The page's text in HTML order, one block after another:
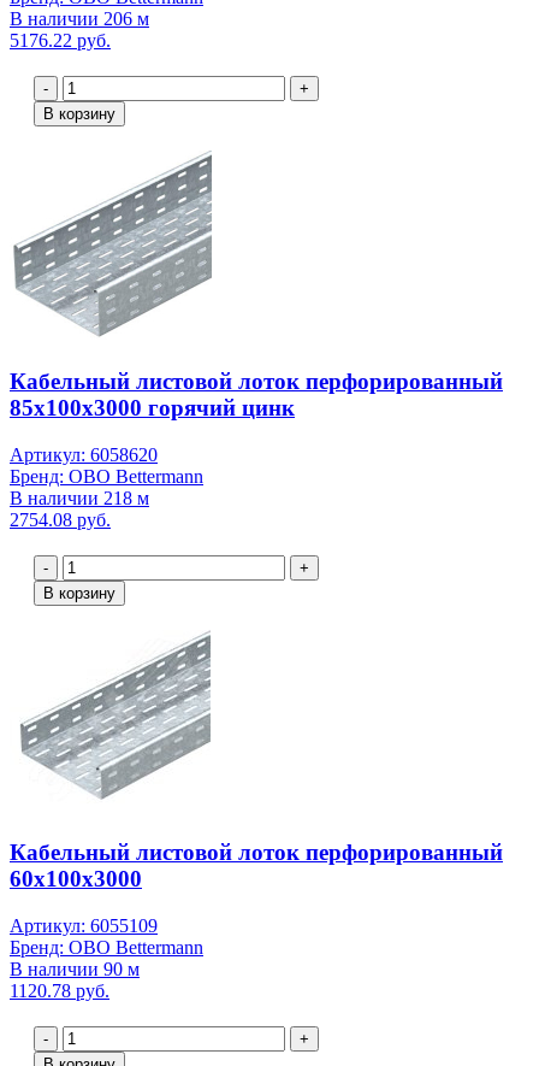
В наличии 206 м
5176.22 руб.
-
+
В корзину
Кабельный листовой лоток перфорированный
85x100x3000 горячий цинк
Артикул: 6058620
Бренд: OBO Bettermann
В наличии 218 м
2754.08 руб.
-
+
В корзину
Кабельный листовой лоток перфорированный
60x100x3000
Артикул: 6055109
Бренд: OBO Bettermann
В наличии 90 м
1120.78 руб.
-
+